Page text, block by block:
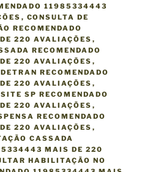
11985334443
, CONSULTA DE
RECOMENDADO
220 AVALIAÇÕES ,
RECOMENDADO
220 AVALIAÇÕES ,
RECOMENDADO
220 AVALIAÇÕES ,
SP RECOMENDADO
220 AVALIAÇÕES ,
RECOMENDADO
220 AVALIAÇÕES ,
CASSADA
MAIS DE 220
HABILITAÇÃO NO